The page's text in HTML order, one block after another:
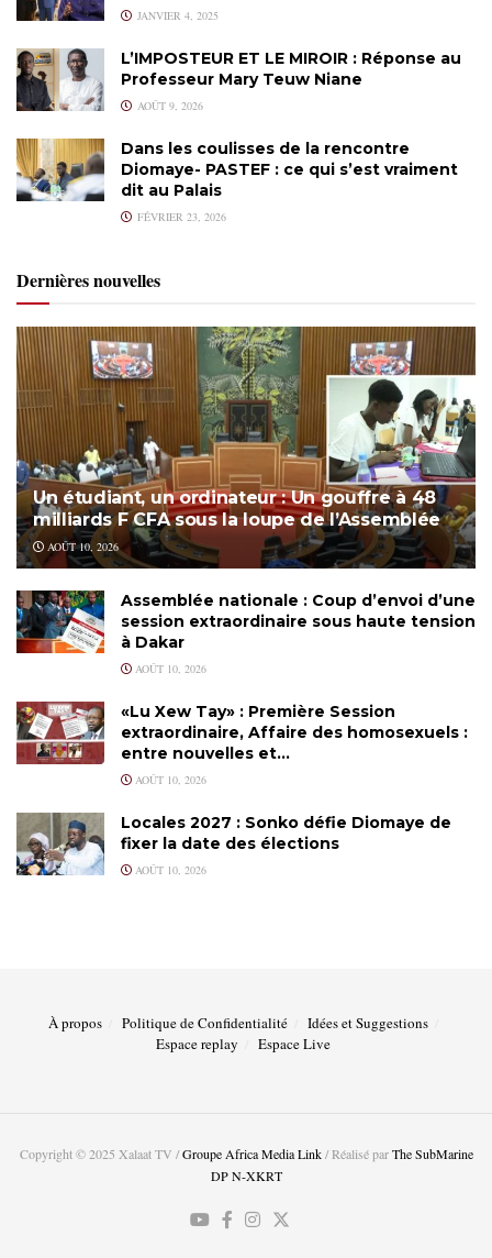
JANVIER 4, 2025
L’IMPOSTEUR ET LE MIROIR : Réponse au
Professeur Mary Teuw Niane
AOÛT 9, 2026
Dans les coulisses de la rencontre
Diomaye- PASTEF : ce qui s’est vraiment
dit au Palais
FÉVRIER 23, 2026
Dernières nouvelles
Un étudiant, un ordinateur : Un gouffre à 48
milliards F CFA sous la loupe de l’Assemblée
AOÛT 10, 2026
Assemblée nationale : Coup d’envoi d’une
session extraordinaire sous haute tension
à Dakar
AOÛT 10, 2026
«Lu Xew Tay» : Première Session
extraordinaire, Affaire des homosexuels :
entre nouvelles et…
AOÛT 10, 2026
Locales 2027 : Sonko défie Diomaye de
fixer la date des élections
AOÛT 10, 2026
À propos Politique de Confidentialité
Idées et Suggestions
Espace replay
Espace Live
Copyright © 2025 Xalaat TV /Groupe Africa Media Link/ Réalisé parThe SubMarine
DP N-XKRT